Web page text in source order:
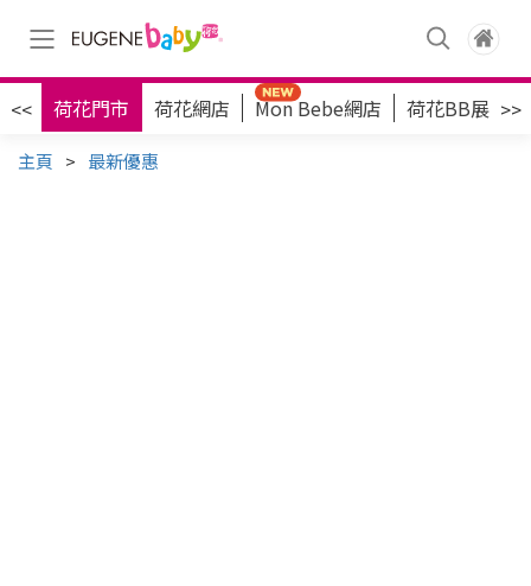
<<
訊 荷花門市 荷花網店 Mon Bebe網店 荷花BB展 >>
主頁 > 最新優惠